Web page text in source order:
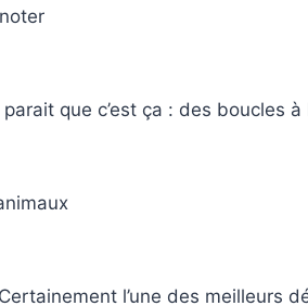
que c’est ça : des boucles
l’une des meilleurs